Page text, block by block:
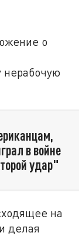
о
нерабочую
в войне
удар"
на
делая